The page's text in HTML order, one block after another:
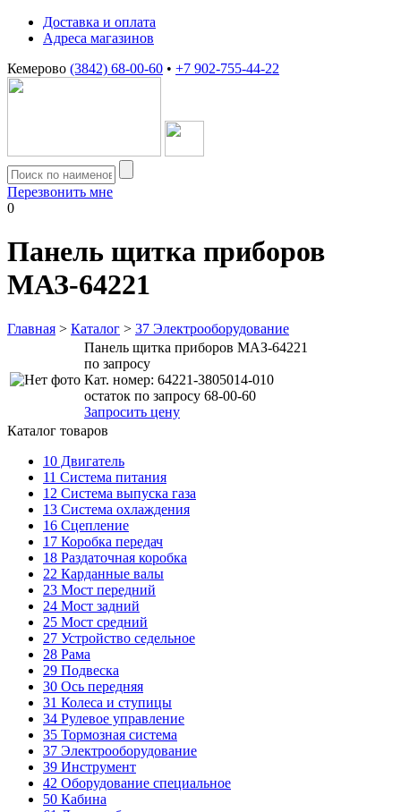
Доставка и оплата
Адреса магазинов
Кемерово (3842) 68-00-60 • +7 902-755-44-22
Перезвонить мне
0
Панель щитка приборов
МАЗ-64221
Главная > Каталог > 37 Электрооборудование
Панель щитка приборов МАЗ-64221
по запросу
Кат. номер: 64221-3805014-010
остаток по запросу 68-00-60
Запросить цену
Каталог товаров
10 Двигатель
11 Система питания
12 Система выпуска газа
13 Система охлаждения
16 Сцепление
17 Коробка передач
18 Раздаточная коробка
22 Карданные валы
23 Мост передний
24 Мост задний
25 Мост средний
27 Устройство седельное
28 Рама
29 Подвеска
30 Ось передняя
31 Колеса и ступицы
34 Рулевое управление
35 Тормозная система
37 Электрооборудование
39 Инструмент
42 Оборудование специальное
50 Кабина